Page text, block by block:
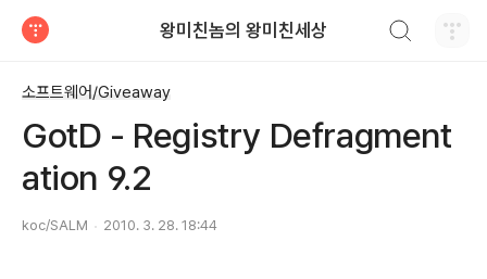
왕미친놈의 왕미친세상
소프트웨어/Giveaway
GotD - Registry Defragment
ation 9.2
koc/SALM 2010. 3. 28. 18:44